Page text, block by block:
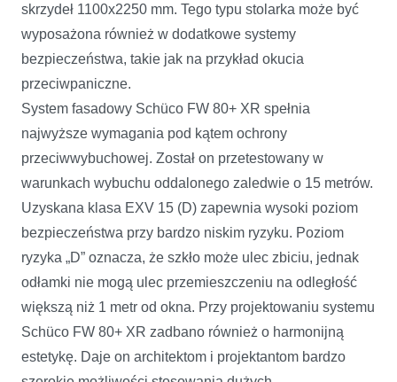
skrzydeł 1100x2250 mm. Tego typu stolarka może być
wyposażona również w dodatkowe systemy
bezpieczeństwa, takie jak na przykład okucia
przeciwpaniczne.
System fasadowy Schüco FW 80+ XR spełnia
najwyższe wymagania pod kątem ochrony
przeciwwybuchowej. Został on przetestowany w
warunkach wybuchu oddalonego zaledwie o 15 metrów.
Uzyskana klasa EXV 15 (D) zapewnia wysoki poziom
bezpieczeństwa przy bardzo niskim ryzyku. Poziom
ryzyka „D” oznacza, że szkło może ulec zbiciu, jednak
odłamki nie mogą ulec przemieszczeniu na odległość
większą niż 1 metr od okna. Przy projektowaniu systemu
Schüco FW 80+ XR zadbano również o harmonijną
estetykę. Daje on architektom i projektantom bardzo